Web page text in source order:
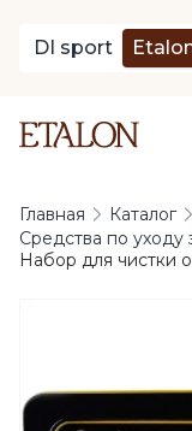
DI sport
Главная Каталог
Средства по уходу
Набор для чистки